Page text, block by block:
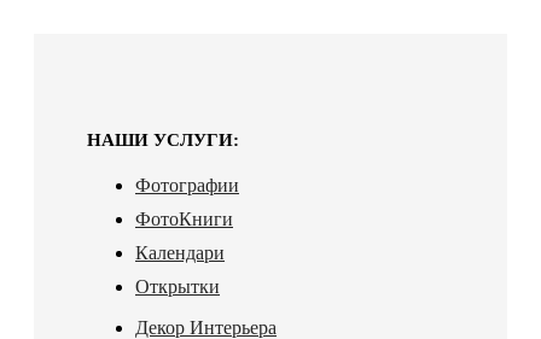
НАШИ УСЛУГИ:
Фотографии
ФотоКниги
Календари
Открытки
Декор Интерьера